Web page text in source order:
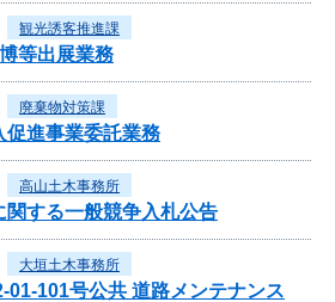
観光誘客推進課
等出展業務
廃棄物対策課
促進事業委託業務
高山土木事務所
関する一般競争入札公告
大垣土木事務所
01-101号公共 道路メンテナンス